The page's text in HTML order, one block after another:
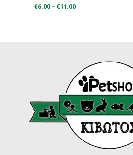
€6.00 – €11.00Price